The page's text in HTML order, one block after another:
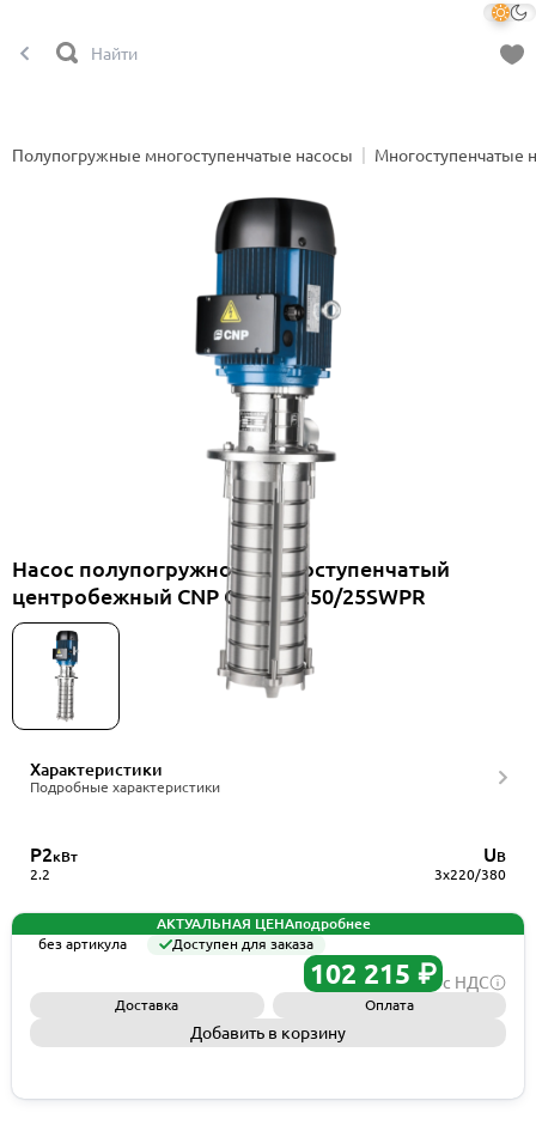
Полупогружные многоступенчатые насосы Многоступенчатые
Насос полупогружной многоступенчатый
центробежный CNP CDLK3-250/25SWPR
Характеристики
Подробные характеристики
P2кВт
2.2
UВ
3x220/380
АКТУАЛЬНАЯ ЦЕНАподробнее
без артикула
Доступен для заказа
102 215 ₽ с НДС
Доставка Оплата
Добавить в корзину